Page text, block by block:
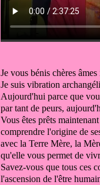
Je vous bénis chères âmes
Je suis vibration
Aujourd'hui parce que
par tant de peurs,
Vous êtes prêts
comprendre l'origine de
avec la Terre Mère, la
qu'elle vous permet de
Savez-vous que tous ces
l'ascension de l'être